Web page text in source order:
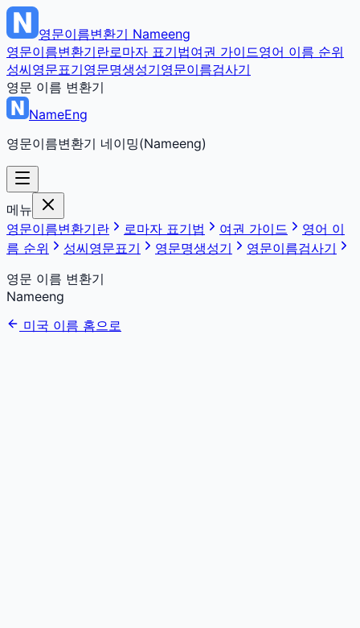
영문이름변환기 Nameeng
영문이름변환기란로마자 표기법여권 가이드영어 이름 순위
성씨영문표기영문명생성기영문이름검사기
영문 이름 변환기
NameEng
영문이름변환기 네이밍(Nameeng)
메뉴
영문이름변환기란
로마자 표기법 여권 가이드
영어 이
름 순위
성씨영문표기 영문명생성기
영문이름검사기
영문 이름 변환기
Nameeng
미국 이름 홈으로